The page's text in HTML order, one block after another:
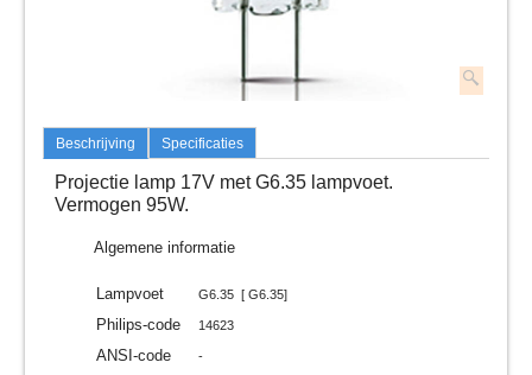
Beschrijving Specificaties
Projectie lamp 17V met G6.35 lampvoet.
Vermogen 95W.
Algemene informatie
Lampvoet G6.35 [ G6.35]
Philips-code 14623
ANSI-code -